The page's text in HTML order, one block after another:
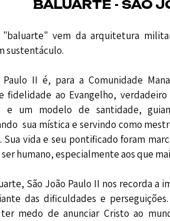
BALUARTE - SÃO
"baluarte" vem da arquitetura
sustentáculo.
Paulo II é, para a Comunidade
fidelidade ao Evangelho,
e um modelo de santidade,
sua mística e servindo como
Sua vida e seu pontificado foram
ser humano, especialmente aos que
São João Paulo II nos recorda a
das dificuldades e
medo de anunciar Cristo ao